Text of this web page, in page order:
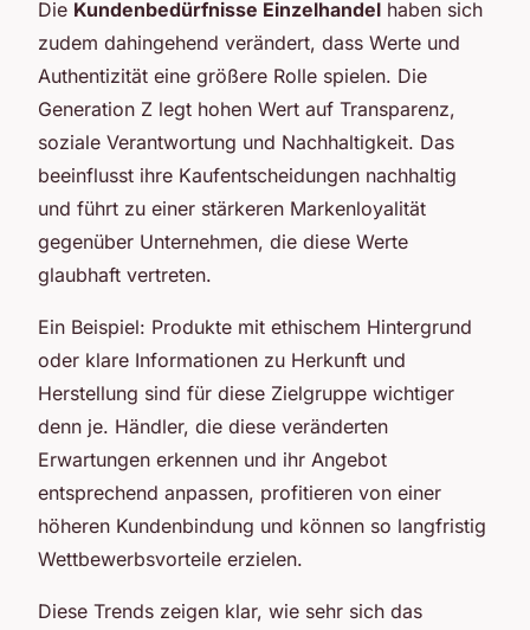
Die Kundenbedürfnisse Einzelhandel haben sich
zudem dahingehend verändert, dass Werte und
Authentizität eine größere Rolle spielen. Die
Generation Z legt hohen Wert auf Transparenz,
soziale Verantwortung und Nachhaltigkeit. Das
beeinflusst ihre Kaufentscheidungen nachhaltig
und führt zu einer stärkeren Markenloyalität
gegenüber Unternehmen, die diese Werte
glaubhaft vertreten.
Ein Beispiel: Produkte mit ethischem Hintergrund
oder klare Informationen zu Herkunft und
Herstellung sind für diese Zielgruppe wichtiger
denn je. Händler, die diese veränderten
Erwartungen erkennen und ihr Angebot
entsprechend anpassen, profitieren von einer
höheren Kundenbindung und können so langfristig
Wettbewerbsvorteile erzielen.
Diese Trends zeigen klar, wie sehr sich das